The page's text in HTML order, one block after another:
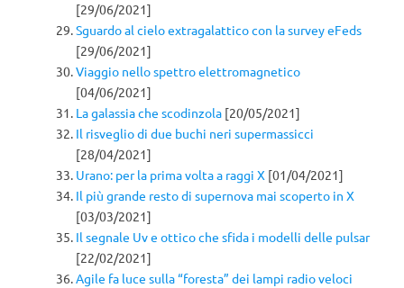
[29/06/2021]
Sguardo al cielo extragalattico con la survey eFeds
[29/06/2021]
Viaggio nello spettro elettromagnetico
[04/06/2021]
La galassia che scodinzola [20/05/2021]
Il risveglio di due buchi neri supermassicci
[28/04/2021]
Urano: per la prima volta a raggi X [01/04/2021]
Il più grande resto di supernova mai scoperto in X
[03/03/2021]
Il segnale Uv e ottico che sfida i modelli delle pulsar
[22/02/2021]
Agile fa luce sulla “foresta” dei lampi radio veloci